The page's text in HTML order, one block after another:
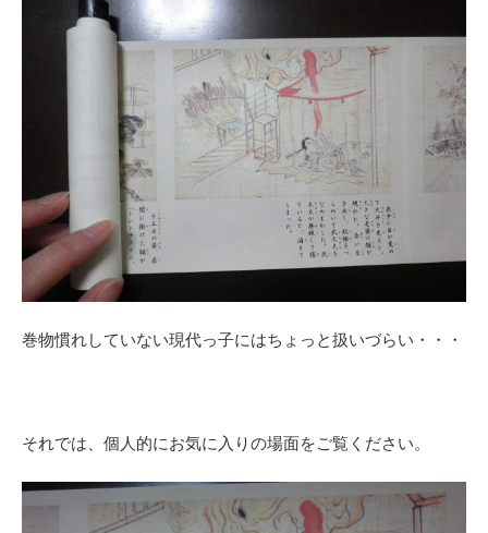
巻物慣れしていない現代っ子にはちょっと扱いづらい・・・
それでは、個人的にお気に入りの場面をご覧ください。